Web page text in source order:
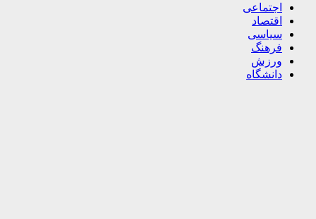
اجتماعی
اقتصاد
سیاسی
فرهنگ
ورزش
دانشگاه